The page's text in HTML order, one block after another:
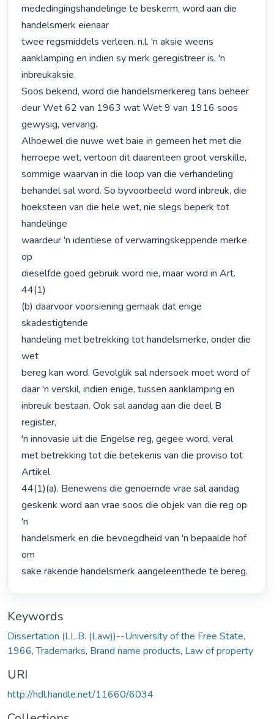
mededingingshandelinge te beskerm, word aan die
handelsmerk eienaar
twee regsmiddels verleen. n.l. 'n aksie weens
aanklamping en indien sy merk geregistreer is, 'n
inbreukaksie.
Soos bekend, word die handelsmerkereg tans beheer
deur Wet 62 van 1963 wat Wet 9 van 1916 soos
gewysig, vervang.
Alhoewel die nuwe wet baie in gemeen het met die
herroepe wet, vertoon dit daarenteen groot verskille,
sommige waarvan in die loop van die verhandeling
behandel sal word. So byvoorbeeld word inbreuk, die
hoeksteen van die hele wet, nie slegs beperk tot
handelinge
waardeur 'n identiese of verwarringskeppende merke
op
dieselfde goed gebruik word nie, maar word in Art.
44(1)
(b) daarvoor voorsiening gemaak dat enige
skadestigtende
handeling met betrekking tot handelsmerke, onder die
wet
bereg kan word. Gevolglik sal ndersoek moet word of
daar 'n verskil, indien enige, tussen aanklamping en
inbreuk bestaan. Ook sal aandag aan die deel B
register,
'n innovasie uit die Engelse reg, gegee word, veral
met betrekking tot die betekenis van die proviso tot
Artikel
44(1)(a). Benewens die genoemde vrae sal aandag
geskenk word aan vrae soos die objek van die reg op
'n
handelsmerk en die bevoegdheid van 'n bepaalde hof
om
sake rakende handelsmerk aangeleenthede te bereg.
Keywords
Dissertation (LL.B. (Law))--University of the Free State,
1966,Trademarks, Brand name products, Law of property
URI
http://hdl.handle.net/11660/6034